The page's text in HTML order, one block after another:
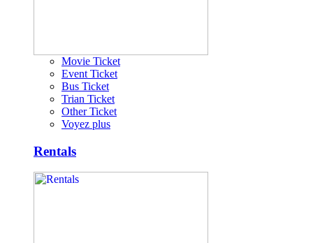
Movie Ticket
Event Ticket
Bus Ticket
Trian Ticket
Other Ticket
Voyez plus
Rentals